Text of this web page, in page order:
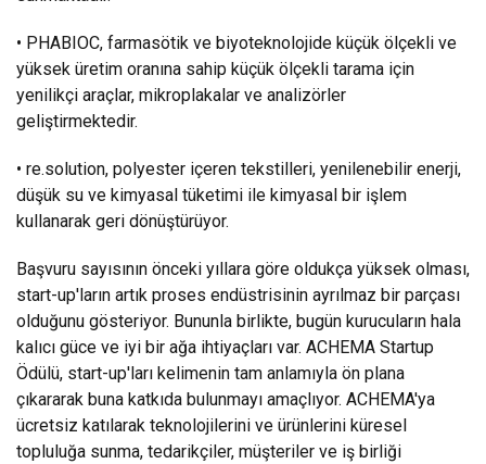
• PHABIOC, farmasötik ve biyoteknolojide küçük ölçekli ve
yüksek üretim oranına sahip küçük ölçekli tarama için
yenilikçi araçlar, mikroplakalar ve analizörler
geliştirmektedir.
• re.solution, polyester içeren tekstilleri, yenilenebilir enerji,
düşük su ve kimyasal tüketimi ile kimyasal bir işlem
kullanarak geri dönüştürüyor.
Başvuru sayısının önceki yıllara göre oldukça yüksek olması,
start-up'ların artık proses endüstrisinin ayrılmaz bir parçası
olduğunu gösteriyor. Bununla birlikte, bugün kurucuların hala
kalıcı güce ve iyi bir ağa ihtiyaçları var. ACHEMA Startup
Ödülü, start-up'ları kelimenin tam anlamıyla ön plana
çıkararak buna katkıda bulunmayı amaçlıyor. ACHEMA'ya
ücretsiz katılarak teknolojilerini ve ürünlerini küresel
topluluğa sunma, tedarikçiler, müşteriler ve iş birliği